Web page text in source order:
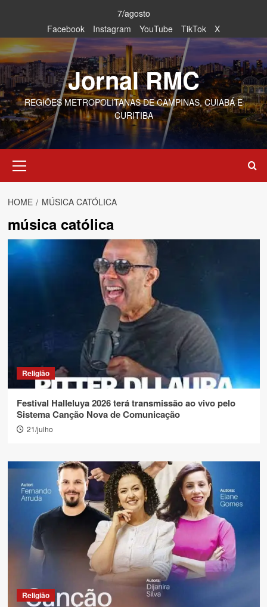
content
7/agosto
Facebook
Instagram YouTube TikTok X
Jornal RMC
REGIÕES METROPOLITANAS DE CAMPINAS, CUIABÁ E
CURITIBA
Menu
HOME MÚSICA CATÓLICA
música católica
Religião
Festival Halleluya 2026 terá transmissão ao vivo pelo
Sistema Canção Nova de Comunicação
21/julho
Religião